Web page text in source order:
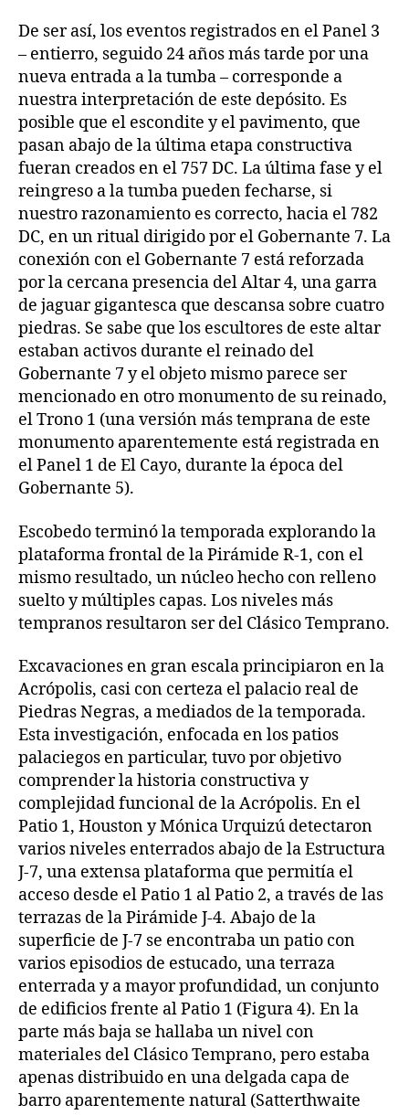
De ser así, los eventos registrados en el Panel 3
– entierro, seguido 24 años más tarde por una
nueva entrada a la tumba – corresponde a
nuestra interpretación de este depósito. Es
posible que el escondite y el pavimento, que
pasan abajo de la última etapa constructiva
fueran creados en el 757 DC. La última fase y el
reingreso a la tumba pueden fecharse, si
nuestro razonamiento es correcto, hacia el 782
DC, en un ritual dirigido por el Gobernante 7. La
conexión con el Gobernante 7 está reforzada
por la cercana presencia del Altar 4, una garra
de jaguar gigantesca que descansa sobre cuatro
piedras. Se sabe que los escultores de este altar
estaban activos durante el reinado del
Gobernante 7 y el objeto mismo parece ser
mencionado en otro monumento de su reinado,
el Trono 1 (una versión más temprana de este
monumento aparentemente está registrada en
el Panel 1 de El Cayo, durante la época del
Gobernante 5).
Escobedo terminó la temporada explorando la
plataforma frontal de la Pirámide R-1, con el
mismo resultado, un núcleo hecho con relleno
suelto y múltiples capas. Los niveles más
tempranos resultaron ser del Clásico Temprano.
Excavaciones en gran escala principiaron en la
Acrópolis, casi con certeza el palacio real de
Piedras Negras, a mediados de la temporada.
Esta investigación, enfocada en los patios
palaciegos en particular, tuvo por objetivo
comprender la historia constructiva y
complejidad funcional de la Acrópolis. En el
Patio 1, Houston y Mónica Urquizú detectaron
varios niveles enterrados abajo de la Estructura
J-7, una extensa plataforma que permitía el
acceso desde el Patio 1 al Patio 2, a través de las
terrazas de la Pirámide J-4. Abajo de la
superficie de J-7 se encontraba un patio con
varios episodios de estucado, una terraza
enterrada y a mayor profundidad, un conjunto
de edificios frente al Patio 1 (Figura 4). En la
parte más baja se hallaba un nivel con
materiales del Clásico Temprano, pero estaba
apenas distribuido en una delgada capa de
barro aparentemente natural (Satterthwaite